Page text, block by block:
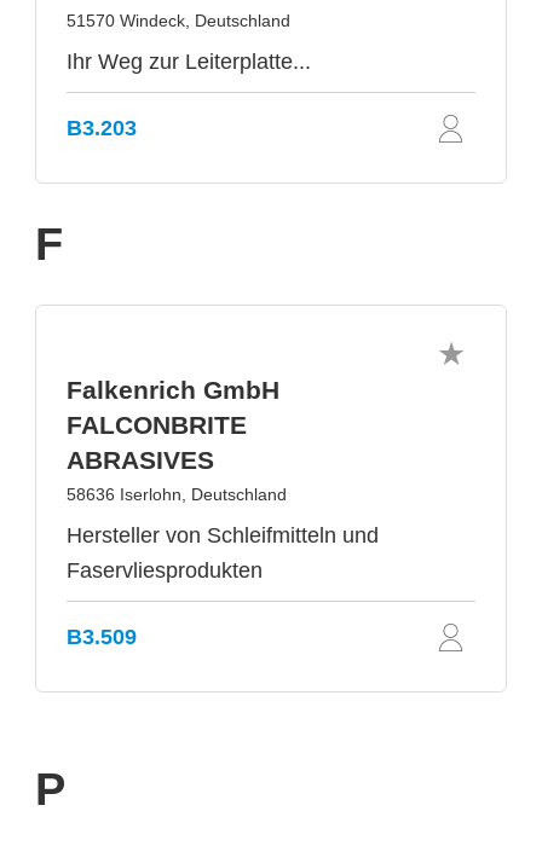
51570 Windeck, Deutschland
Ihr Weg zur Leiterplatte...
B3.203
F
Falkenrich GmbH
FALCONBRITE
ABRASIVES
58636 Iserlohn, Deutschland
Hersteller von Schleifmitteln und
Faservliesprodukten
B3.509
P